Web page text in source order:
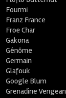
Fourmi
Franz France
Froe Char
Gakona
Génôme
Germain
Glafouk
Google Blum
Grenadine